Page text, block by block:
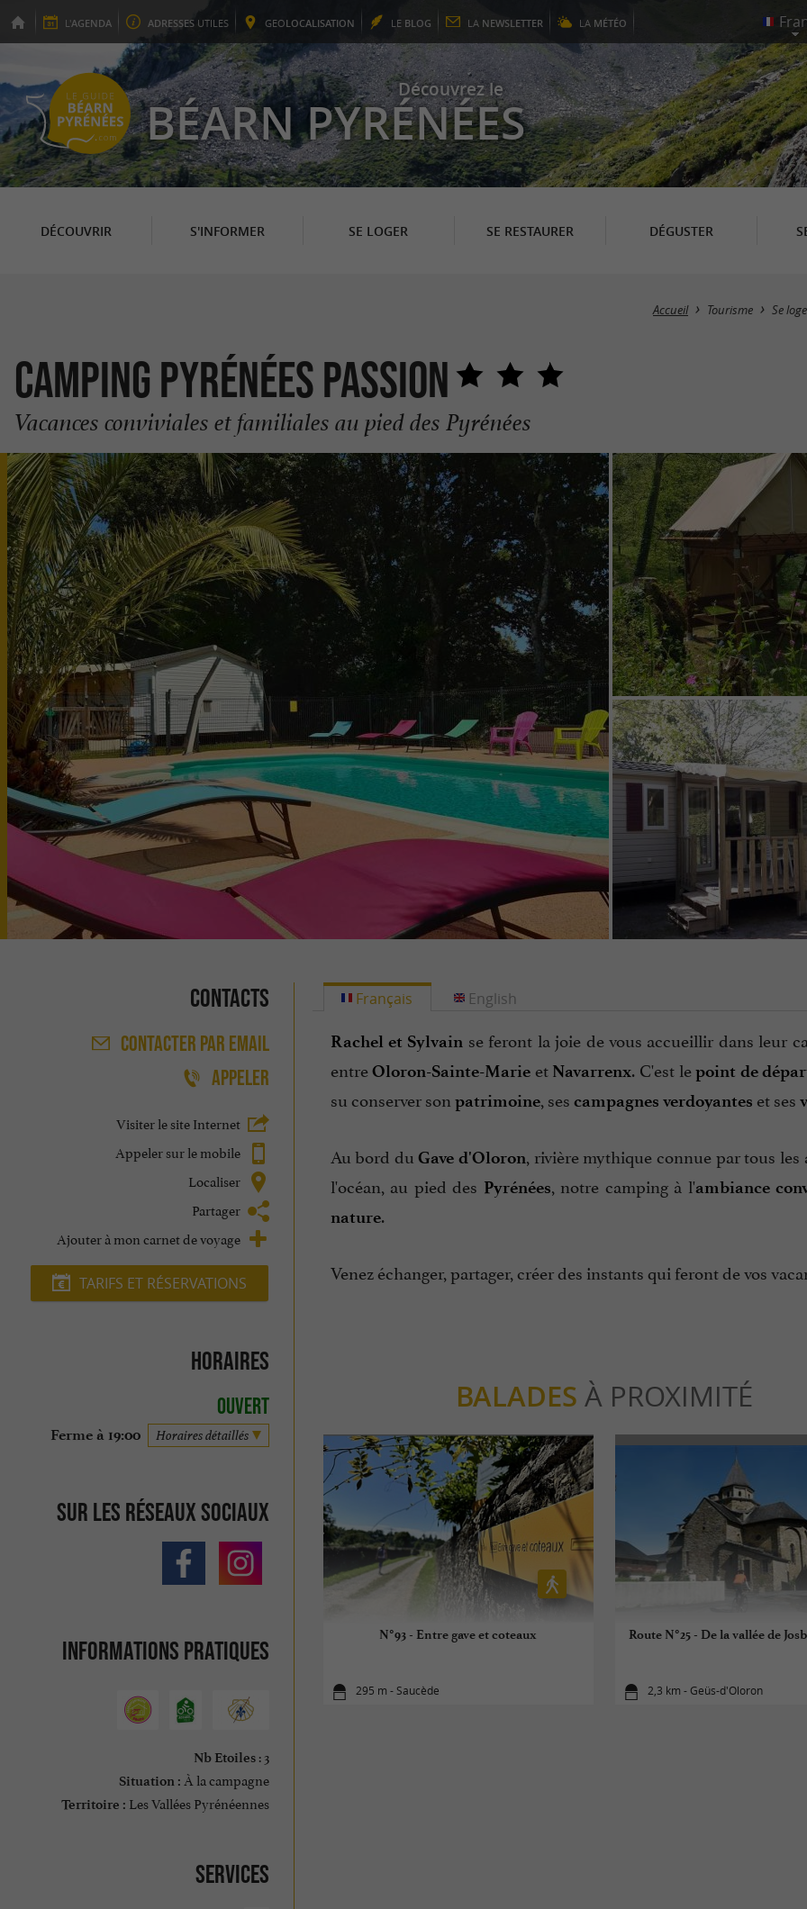
L'AGENDA ADRESSES UTILES GEOLOCALISATION LE BLOG LA NEWSLETTER LA MÉTÉO
Découvrez le
BÉARN PYRÉNÉES
DÉCOUVRIR S'INFORMER SE LOGER SE RESTAURER DÉGUSTER
Accueil Tourisme Se
Camping Pyrénées Passion
Vacances conviviales et familiales au pied des Pyrénées
Contacts
CONTACTER PAR EMAIL
APPELER
Visiter le site Internet
Appeler sur le mobile
Localiser
Partager
Ajouter à mon carnet de voyage
TARIFS ET RÉSERVATIONS
Horaires
Ouvert
Ferme à 19:00 Horaires détaillés
Sur les réseaux sociaux
Informations pratiques
Nb Etoiles: 3
Situation : À la campagne
Territoire : Les Vallées Pyrénéennes
Services
Français
Rachel et Sylvain se feront la joie de vous accueillir dans leur
entreOloron-Sainte-Marie et Navarrenx. C'est lepoint de
su conserver son patrimoine, ses campagnes verdoyantes et ses
Au bord duGave d'Oloron, rivière mythique connue par tous les
l'océan, au pied des Pyrénées, notre camping à l'ambiance
nature.
Venez échanger, partager, créer des instants qui feront de vos
English
BALADES À PROXIMITÉ
N°93 - Entre gave et coteaux
295 m - Saucède
Route N°25 - De la vallée de
2,3 km - Geüs-d'Oloron